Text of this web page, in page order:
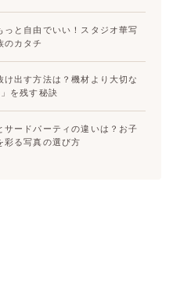
っと自由でいい！スタジオ華写
のカタチ
け出す方法は？機材より大切な
を残す秘訣
サードパーティの違いは？お子
彩る写真の選び方